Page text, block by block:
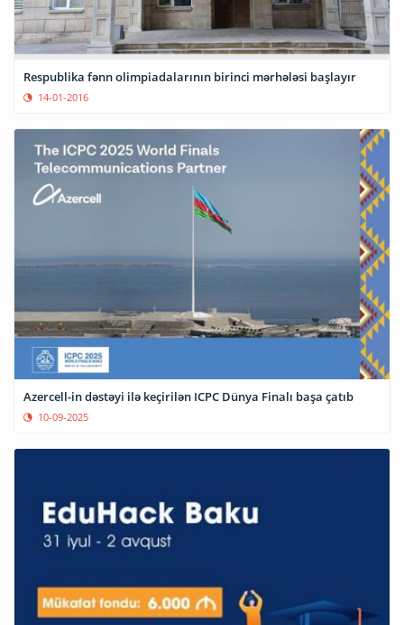
Respublika fənn olimpiadalarının birinci mərhələsi başlayır
14-01-2016
Azercell-in dəstəyi ilə keçirilən ICPC Dünya Finalı başa çatıb
10-09-2025